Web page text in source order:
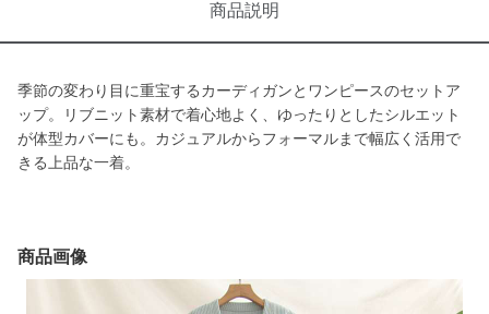
商品説明
季節の変わり目に重宝するカーディガンとワンピースのセットア
ップ。リブニット素材で着心地よく、ゆったりとしたシルエット
が体型カバーにも。カジュアルからフォーマルまで幅広く活用で
きる上品な一着。
商品画像